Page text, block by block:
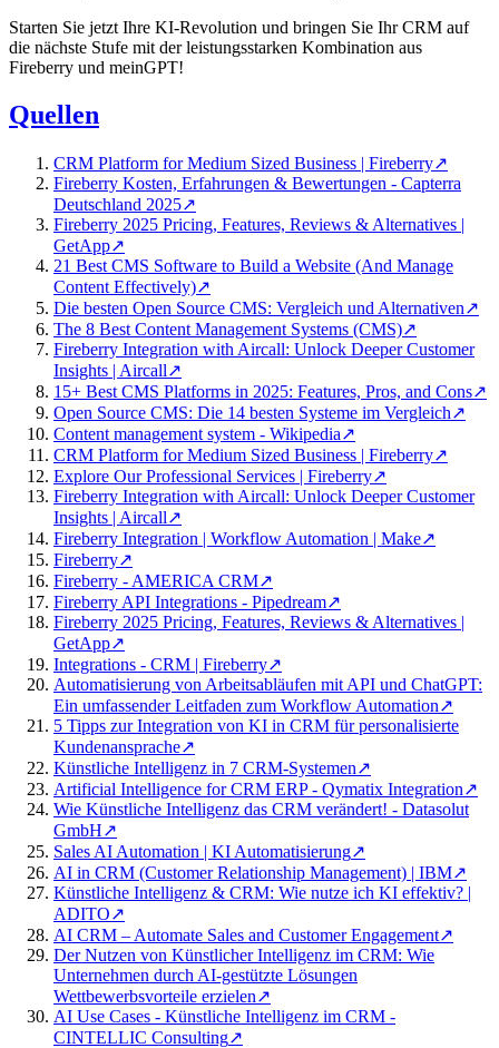
Starten Sie jetzt Ihre KI-Revolution und bringen Sie Ihr CRM auf
die nächste Stufe mit der leistungsstarken Kombination aus
Fireberry und meinGPT!
Quellen
CRM Platform for Medium Sized Business | Fireberry↗
Fireberry Kosten, Erfahrungen & Bewertungen - Capterra
Deutschland 2025↗
Fireberry 2025 Pricing, Features, Reviews & Alternatives |
GetApp↗
21 Best CMS Software to Build a Website (And Manage
Content Effectively)↗
Die besten Open Source CMS: Vergleich und Alternativen↗
The 8 Best Content Management Systems (CMS)↗
Fireberry Integration with Aircall: Unlock Deeper Customer
Insights | Aircall↗
15+ Best CMS Platforms in 2025: Features, Pros, and Cons↗
Open Source CMS: Die 14 besten Systeme im Vergleich↗
Content management system - Wikipedia↗
CRM Platform for Medium Sized Business | Fireberry↗
Explore Our Professional Services | Fireberry↗
Fireberry Integration with Aircall: Unlock Deeper Customer
Insights | Aircall↗
Fireberry Integration | Workflow Automation | Make↗
Fireberry↗
Fireberry - AMERICA CRM↗
Fireberry API Integrations - Pipedream↗
Fireberry 2025 Pricing, Features, Reviews & Alternatives |
GetApp↗
Integrations - CRM | Fireberry↗
Automatisierung von Arbeitsabläufen mit API und ChatGPT:
Ein umfassender Leitfaden zum Workflow Automation↗
5 Tipps zur Integration von KI in CRM für personalisierte
Kundenansprache↗
Künstliche Intelligenz in 7 CRM-Systemen↗
Artificial Intelligence for CRM ERP - Qymatix Integration↗
Wie Künstliche Intelligenz das CRM verändert! - Datasolut
GmbH↗
Sales AI Automation | KI Automatisierung↗
AI in CRM (Customer Relationship Management) | IBM↗
Künstliche Intelligenz & CRM: Wie nutze ich KI effektiv? |
ADITO↗
AI CRM – Automate Sales and Customer Engagement↗
Der Nutzen von Künstlicher Intelligenz im CRM: Wie
Unternehmen durch AI-gestützte Lösungen
Wettbewerbsvorteile erzielen↗
AI Use Cases - Künstliche Intelligenz im CRM -
CINTELLIC Consulting↗